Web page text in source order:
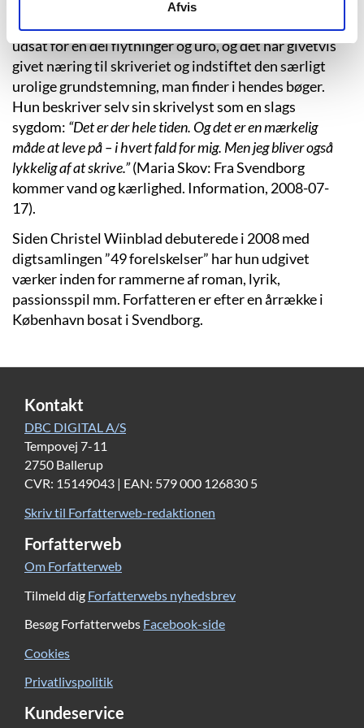
Afvis
Ifølge Christel Wiinblad selv går hendes skriverier
helt tilbage til barndommen, der var kaotisk. Hun blev
udsat for en del flytninger og uro, og det har givetvis
givet næring til skriveriet og indstiftet den særligt
urolige grundstemning, man finder i hendes bøger.
Hun beskriver selv sin skrivelyst som en slags
sygdom: “Det er der hele tiden. Og det er en mærkelig
måde at leve på – i hvert fald for mig. Men jeg bliver også
lykkelig af at skrive.”(Maria Skov: Fra Svendborg
kommer vand og kærlighed. Information, 2008-07-
17).
Siden Christel Wiinblad debuterede i 2008 med
digtsamlingen ”49 forelskelser” har hun udgivet
værker inden for rammerne af roman, lyrik,
passionsspil mm. Forfatteren er efter en årrække i
København bosat i Svendborg.
Kontakt
DBC DIGITAL A/S
Tempovej 7-11
2750 Ballerup
CVR: 15149043 | EAN: 579 000 126830 5
Skriv til Forfatterweb-redaktionen
Forfatterweb
Om Forfatterweb
Tilmeld dig Forfatterwebs nyhedsbrev
Besøg Forfatterwebs Facebook-side
Cookies
Privatlivspolitik
Kundeservice